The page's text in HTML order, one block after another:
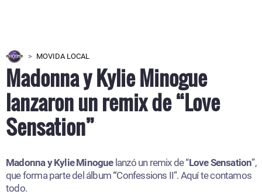
MOVIDA LOCAL
Madonna y Kylie Minogue
lanzaron un remix de “Love
Sensation”
Madonna y Kylie Minogue lanzó un remix de “Love Sensation”,
que forma parte del álbum “Confessions II”. Aquí te contamos
todo.